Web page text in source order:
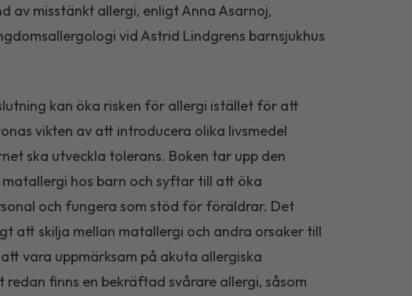
av misstänkt allergi, enligt Anna Asarnoj,
vid Astrid Lindgrens barnsjukhus
kan öka risken för allergi istället för att
vikten av att introducera olika livsmedel
ska utveckla tolerans. Boken tar upp den
matallergi hos barn och syftar till att öka
och fungera som stöd för föräldrar. Det
att skilja mellan matallergi och andra orsaker till
vara uppmärksam på akuta allergiska
finns en bekräftad svårare allergi, såsom